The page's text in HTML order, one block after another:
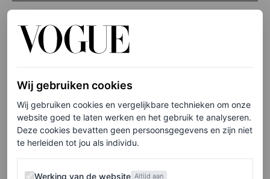
Zoontjes RZA en Riot in Dior
Maar de echte showstoppers? Haar zoontjes, RZA (3) en
Riot (bijna 2), die in Dior verschenen, ontworpen door
Jonathan Anderson. De outfits van de twee kinderen zijn
een duidelijke knipoog naarDiors mannencollectie voor
lente/zomer 2026, en leken zo uit een mini-runway show
te komen. Maar in plaats daarvan kwamen ze voor een
Wij gebruiken cookies
Wij gebruiken cookies en vergelijkbare technieken om onze
website goed te laten werken en het gebruik te analyseren.
Deze cookies bevatten geen persoonsgegevens en zijn niet
te herleiden tot jou als individu.
Werking van de website
Werking van de website Altijd aan